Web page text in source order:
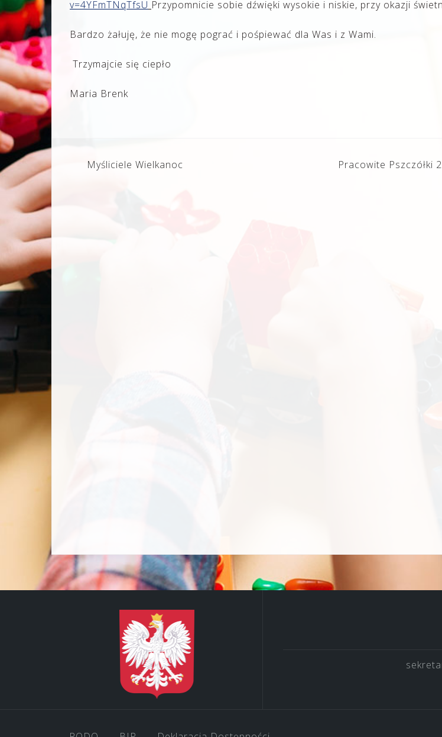
v=4YFmTNqTfsU Przypomnicie sobie dźwięki wysokie i niskie, przy okazji
Bardzo żałuję, że nie mogę pograć i pośpiewać dla Was i z Wami.
Trzymajcie się ciepło
Maria Brenk
Nawigacja
Myśliciele Wielkanoc Pracowite Pszczółki